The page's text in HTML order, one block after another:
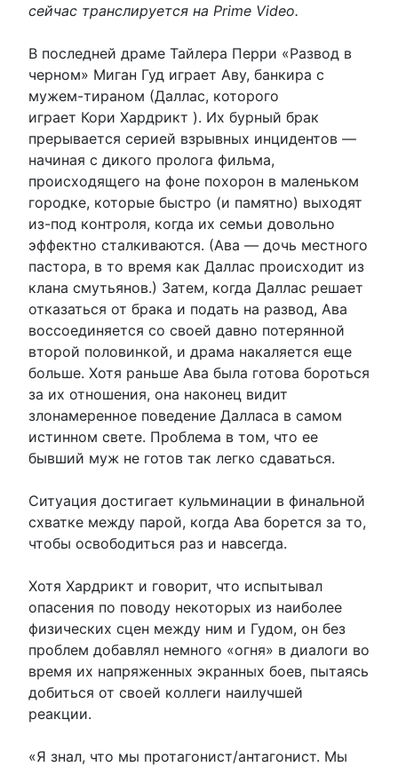
сейчас транслируется на Prime Video.
В последней драме Тайлера Перри «Развод в
черном» Миган Гуд играет Аву, банкира с
мужем-тираном (Даллас, которого
играет Кори Хардрикт ). Их бурный брак
прерывается серией взрывных инцидентов —
начиная с дикого пролога фильма,
происходящего на фоне похорон в маленьком
городке, которые быстро (и памятно) выходят
из-под контроля, когда их семьи довольно
эффектно сталкиваются. (Ава — дочь местного
пастора, в то время как Даллас происходит из
клана смутьянов.) Затем, когда Даллас решает
отказаться от брака и подать на развод, Ава
воссоединяется со своей давно потерянной
второй половинкой, и драма накаляется еще
больше. Хотя раньше Ава была готова бороться
за их отношения, она наконец видит
злонамеренное поведение Далласа в самом
истинном свете. Проблема в том, что ее
бывший муж не готов так легко сдаваться.
Ситуация достигает кульминации в финальной
схватке между парой, когда Ава борется за то,
чтобы освободиться раз и навсегда.
Хотя Хардрикт и говорит, что испытывал
опасения по поводу некоторых из наиболее
физических сцен между ним и Гудом, он без
проблем добавлял немного «огня» в диалоги во
время их напряженных экранных боев, пытаясь
добиться от своей коллеги наилучшей
реакции.
«Я знал, что мы протагонист/антагонист. Мы